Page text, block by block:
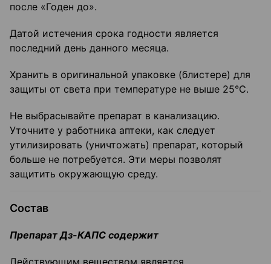
после «Годен до».
Датой истечения срока годности является
последний день данного месяца.
Хранить в оригинальной упаковке (блистере) для
защиты от света при температуре не выше 25°C.
Не выбрасывайте препарат в канализацию.
Уточните у работника аптеки, как следует
утилизировать (уничтожать) препарат, который
больше не потребуется. Эти меры позволят
защитить окружающую среду.
Состав
Препарат Дз-КАПС содержит